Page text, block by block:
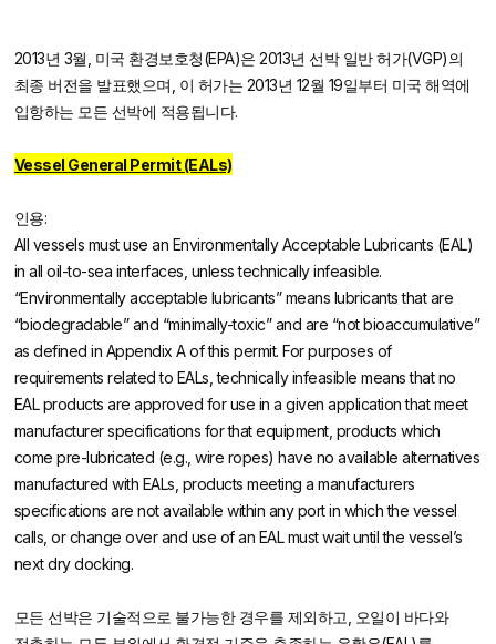
2013년 3월, 미국 환경보호청(EPA)은 2013년 선박 일반 허가(VGP)의
최종 버전을 발표했으며, 이 허가는 2013년 12월 19일부터 미국 해역에
입항하는 모든 선박에 적용됩니다.
Vessel General Permit (EALs)
인용:
All vessels must use an Environmentally Acceptable Lubricants (EAL)
in all oil-to-sea interfaces, unless technically infeasible.
“Environmentally acceptable lubricants” means lubricants that are
“biodegradable” and “minimally-toxic” and are “not bioaccumulative”
as defined in Appendix A of this permit. For purposes of
requirements related to EALs, technically infeasible means that no
EAL products are approved for use in a given application that meet
manufacturer specifications for that equipment, products which
come pre-lubricated (e.g., wire ropes) have no available alternatives
manufactured with EALs, products meeting a manufacturers
specifications are not available within any port in which the vessel
calls, or change over and use of an EAL must wait until the vessel’s
next dry docking.
모든 선박은 기술적으로 불가능한 경우를 제외하고, 오일이 바다와